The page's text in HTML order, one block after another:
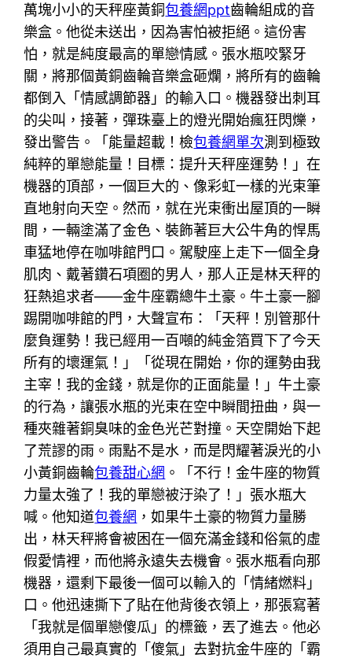
萬塊小小的天秤座黃銅包養網ppt齒輪組成的音
樂盒。他從未送出，因為害怕被拒絕。這份害
怕，就是純度最高的單戀情感。張水瓶咬緊牙
關，將那個黃銅齒輪音樂盒砸爛，將所有的齒輪
都倒入「情感調節器」的輸入口。機器發出刺耳
的尖叫，接著，彈珠臺上的燈光開始瘋狂閃爍，
發出警告。「能量超載！檢包養網單次測到極致
純粹的單戀能量！目標：提升天秤座運勢！」在
機器的頂部，一個巨大的、像彩虹一樣的光束筆
直地射向天空。然而，就在光束衝出屋頂的一瞬
間，一輛塗滿了金色、裝飾著巨大公牛角的悍馬
車猛地停在咖啡館門口。駕駛座上走下一個全身
肌肉、戴著鑽石項圈的男人，那人正是林天秤的
狂熱追求者——金牛座霸總牛土豪。牛土豪一腳
踢開咖啡館的門，大聲宣布：「天秤！別管那什
麼負運勢！我已經用一百噸的純金箔買下了今天
所有的壞運氣！」「從現在開始，你的運勢由我
主宰！我的金錢，就是你的正面能量！」牛土豪
的行為，讓張水瓶的光束在空中瞬間扭曲，與一
種夾雜著銅臭味的金色光芒對撞。天空開始下起
了荒謬的雨。雨點不是水，而是閃耀著淚光的小
小黃銅齒輪包養甜心網 。「不行！金牛座的物質
力量太強了！我的單戀被汙染了！」張水瓶大
喊。他知道包養網 ，如果牛土豪的物質力量勝
出，林天秤將會被困在一個充滿金錢和俗氣的虛
假愛情裡，而他將永遠失去機會。張水瓶看向那
機器，還剩下最後一個可以輸入的「情緒燃料」
口。他迅速撕下了貼在他背後衣領上，那張寫著
「我就是個單戀傻瓜」的標籤，丟了進去。他必
須用自己最真實的「傻氣」去對抗金牛座的「霸